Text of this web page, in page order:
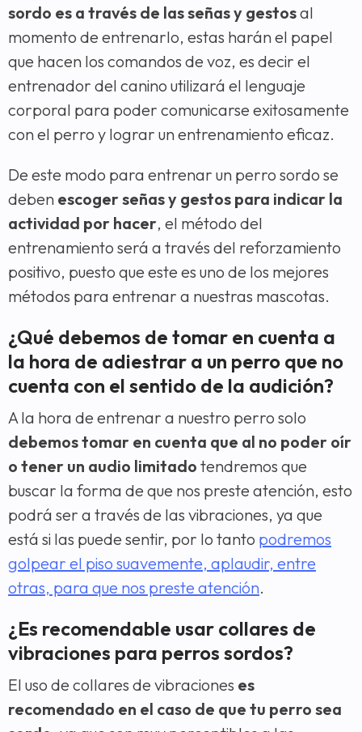
sordo es a través de las señas y gestosal
momento de entrenarlo, estas harán el papel
que hacen los comandos de voz, es decir el
entrenador del canino utilizará el lenguaje
corporal para poder comunicarse exitosamente
con el perro y lograr un entrenamiento eficaz.
De este modo para entrenar un perro sordo se
deben escoger señas y gestos para indicar la
actividad por hacer, el método del
entrenamiento será a través del reforzamiento
positivo, puesto que este es uno de los mejores
métodos para entrenar a nuestras mascotas.
¿Qué debemos de tomar en cuenta a
la hora de adiestrar a un perro que no
cuenta con el sentido de la audición?
A la hora de entrenar a nuestro perro solo
debemos tomar en cuenta que al no poder oír
o tener un audio limitado tendremos que
buscar la forma de que nos preste atención, esto
podrá ser a través de las vibraciones, ya que
está si las puede sentir, por lo tanto podremos
golpear el piso suavemente, aplaudir, entre
otras, para que nos preste atención.
¿Es recomendable usar collares de
vibraciones para perros sordos?
El uso de collares de vibraciones es
recomendado en el caso de que tu perro sea